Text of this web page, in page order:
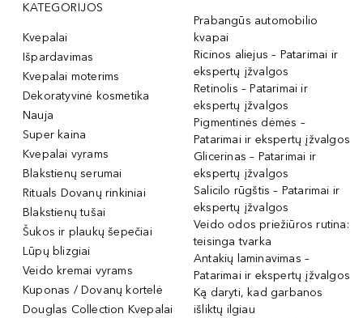
KATEGORIJOS
Kvepalai
Išpardavimas
Kvepalai moterims
Dekoratyvinė kosmetika
Nauja
Super kaina
Kvepalai vyrams
Blakstienų serumai
Rituals Dovanų rinkiniai
Blakstienų tušai
Šukos ir plaukų šepečiai
Lūpų blizgiai
Veido kremai vyrams
Kuponas / Dovanų kortelė
Douglas Collection Kvepalai
Prabangūs automobilio
kvapai
Ricinos aliejus – Patarimai ir
ekspertų įžvalgos
Retinolis – Patarimai ir
ekspertų įžvalgos
Pigmentinės dėmės –
Patarimai ir ekspertų įžvalgos
Glicerinas – Patarimai ir
ekspertų įžvalgos
Salicilo rūgštis – Patarimai ir
ekspertų įžvalgos
Veido odos priežiūros rutina:
teisinga tvarka
Antakių laminavimas –
Patarimai ir ekspertų įžvalgos
Ką daryti, kad garbanos
išliktų ilgiau